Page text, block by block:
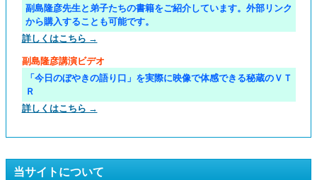
副島隆彦先生と弟子たちの書籍をご紹介しています。外部リンク
から購入することも可能です。
詳しくはこちら →
副島隆彦講演ビデオ
「今日のぼやきの語り口」を実際に映像で体感できる秘蔵のＶＴ
Ｒ
詳しくはこちら →
当サイトについて